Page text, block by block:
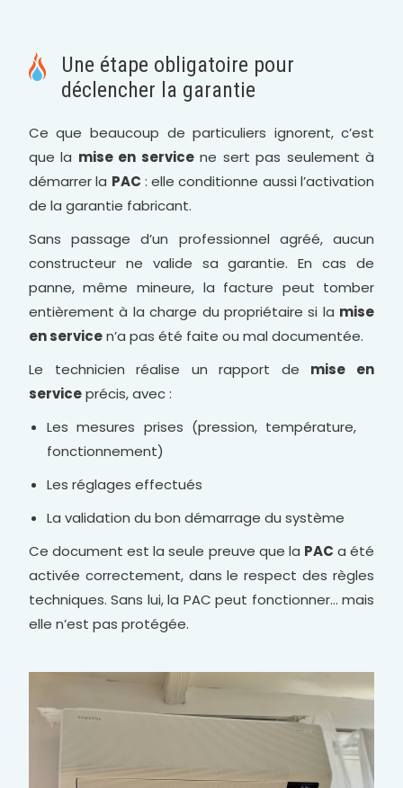
Une étape obligatoire pour
déclencher la garantie
Ce que beaucoup de particuliers ignorent, c’est
que la mise en servicene sert pas seulement à
démarrer la PAC : elle conditionne aussi l’activation
de la garantie fabricant.
Sans passage d’un professionnel agréé, aucun
constructeur ne valide sa garantie. En cas de
panne, même mineure, la facture peut tomber
entièrement à la charge du propriétaire si la mise
en servicen’a pas été faite ou mal documentée.
Le technicien réalise un rapport de mise en
serviceprécis, avec :
Les mesures prises (pression, température,
fonctionnement)
Les réglages effectués
La validation du bon démarrage du système
Ce document est la seule preuve que la PAC a été
activée correctement, dans le respect des règles
techniques. Sans lui, la PAC peut fonctionner… mais
elle n’est pas protégée.